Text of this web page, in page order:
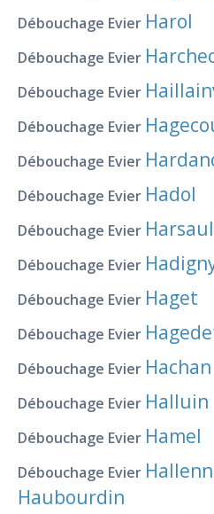
Débouchage Evier Harol
Débouchage Evier
Débouchage Evier
Débouchage Evier
Débouchage Evier
Débouchage Evier Hadol
Débouchage Evier
Débouchage Evier
Débouchage Evier Haget
Débouchage Evier
Débouchage Evier Hachan
Débouchage Evier Halluin
Débouchage Evier Hamel
Débouchage Evier
Haubourdin